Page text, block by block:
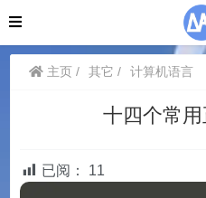
主页 其它 计算机语言
十四个常
已阅： 11